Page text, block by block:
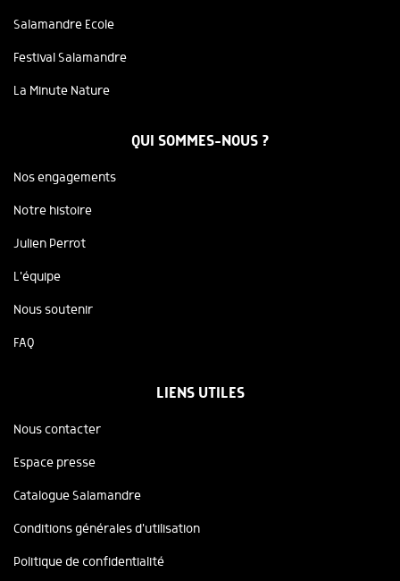
Salamandre Ecole
Festival Salamandre
La Minute Nature
QUI SOMMES-NOUS ?
Nos engagements
Notre histoire
Julien Perrot
L'équipe
Nous soutenir
FAQ
LIENS UTILES
Nous contacter
Espace presse
Catalogue Salamandre
Conditions générales d'utilisation
Politique de confidentialité